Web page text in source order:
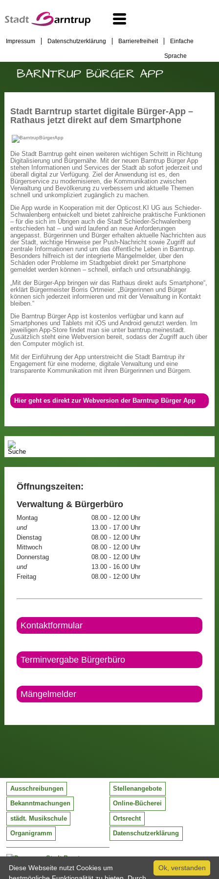
Impressum Datenschutzerklärung Barrierefreiheit Einfache
Sprache
BARNTRUP BÜRGER APP
Stadt Barntrup startet digitale Bürger-App –
Rathaus jetzt direkt auf dem Smartphone
Die Stadt Barntrup geht einen weiteren wichtigen Schritt in Richtung
Digitalisierung und Bürgernähe. Mit der neuen Barntrup Bürger App
stehen Informationen und Services der Stadt ab sofort jederzeit und
überall digital zur Verfügung. Ziel der Anwendung ist es, den
Bürgerservice zu modernisieren, die Kommunikation zwischen
Verwaltung und Bevölkerung zu verbessern und aktuelle Themen
schnell und unkompliziert zugänglich zu machen.
Die App wurde in Kooperation mit der Opticost.KI UG aus Schieder-
Schwalenberg entwickelt und bietet zahlreiche praktische Funktionen
– für die sich im Übrigen auch die Stadt Schieder-Schwalenberg
entschieden hat – und wird laufend an neue Anforderungen
angepasst. Bürgerinnen und Bürger erhalten aktuelle Nachrichten aus
der Stadt, wichtige Hinweise per Push-Nachricht sowie Zugriff auf
zentrale Informationen rund um das öffentliche Leben in Barntrup.
Besonders hilfreich ist der integrierte Mängelmelder, über den
Schäden oder Probleme im Stadtgebiet direkt per Smartphone
gemeldet werden können – schnell, einfach und ortsunabhängig.
„Mit der Bürger-App bringen wir das Rathaus direkt aufs Smartphone“,
erklärt Bürgermeister Borris Ortmeier. „Bürgerinnen und Bürger
können sich jederzeit informieren und mit der Verwaltung in Kontakt
bleiben.“
Die Barntrup Bürger App ist kostenlos verfügbar und kann auf
Smartphones und Tablets mit iOS und Android genutzt werden. Im
jeweiligen App-Store findet man sie unter barntrup.meinestadt.
Zusätzlich steht eine Webversion bereit, sodass der Zugriff auch über
den Computer möglich ist.
Mit der Einführung der App unterstreicht die Stadt Barntrup ihr
Engagement für eine moderne, digitale Verwaltung und eine
transparente Kommunikation mit ihren Bürgerinnen und Bürgern.
Hier geht es direkt zur Webversion der Barntrup Bürger App
Öffnungszeiten:
Verwaltung & Bürgerbüro
Montag
08.00 - 12.00 Uhr
und
13.00 - 17.00 Uhr
Dienstag
08.00 - 12.00 Uhr
Mittwoch
08.00 - 12.00 Uhr
Donnerstag
08.00 - 12.00 Uhr
und
13.00 - 16.00 Uhr
Freitag
08.00 - 12:00 Uhr
Kontaktformular
Terminvergabe Bürgerbüro
Mängelmelder
Stadt Barntrup
Mittelstraße 38
32683 Barntrup
Ausschreibungen Stellenangebote
Bekanntmachungen Online-Bücherei
städt. Musikschule Ortsrecht
Organigramm Datenschutzerklärung
Ok, verstanden
Diese Webseite nutzt Cookies um